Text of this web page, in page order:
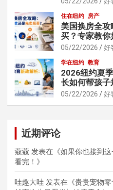
住在纽约 房产
美国换房全
买？专家教
05/22/2026 好
学在纽约 教育
2026纽约夏
长如何帮孩子
05/22/2026 好
近期评论
蔻蔻 发表在《如果你也接到
看完！ 》
哇趣大哇 发表在《贵贵宠物